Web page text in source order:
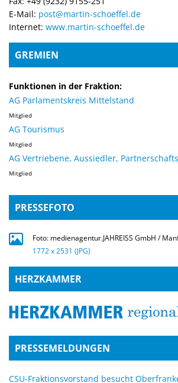
E-Mail: post@martin-schoeffel.de
Internet: www.martin-schoeffel.de
GREMIEN
Funktionen in der Fraktion:
AG Parlamentskreis Mittelstand
Mitglied
AG Tourismus
Mitglied
AG Vertriebene, Aussiedler,
Mitglied
PRESSEFOTO
Foto: medienagentur.JAHREISS GmbH /
1772 x 2531 (JPG)
HERZKAMMER
PRESSEMELDUNGEN
CSU-Fraktionsvorstand besucht